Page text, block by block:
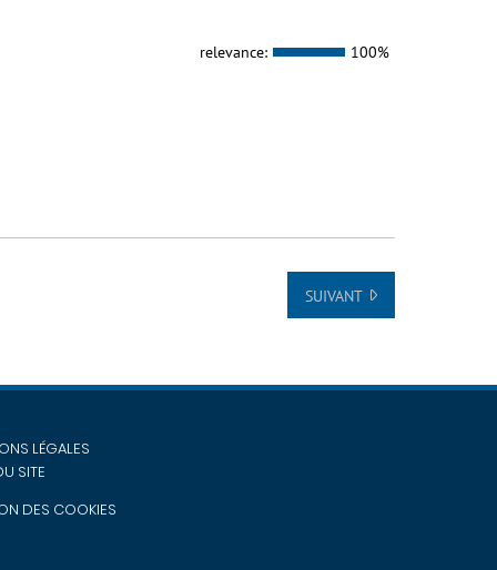
relevance: 100%
SUIVANT
LÉGALES
SITE
DES COOKIES